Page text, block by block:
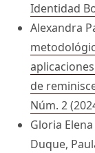
Identidad
Alexandra
de
Núm. 2
Gloria
Duque,